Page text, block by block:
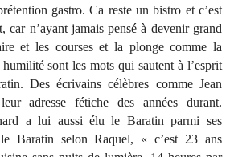
gastro. Ca reste un bistro et c’est
car n’ayant jamais pensé à devenir grand
et les courses et la plonge comme la
sont les mots qui sautent à l’esprit
Des écrivains célèbres comme Jean
adresse fétiche des années durant.
a lui aussi élu le Baratin parmi ses
Baratin selon Raquel, « c’est 23 ans